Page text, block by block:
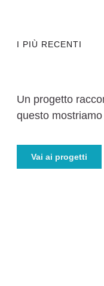
I PIÙ RECENTI
Un progetto
questo
Vai ai progetti